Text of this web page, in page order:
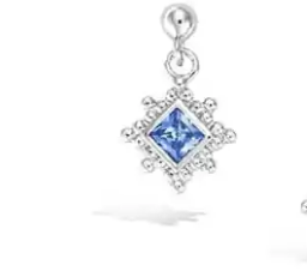
Nos offres bijoux